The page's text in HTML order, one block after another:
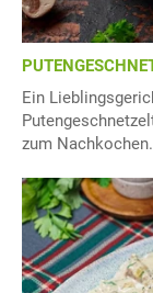
Ein
zum Nachkochen.